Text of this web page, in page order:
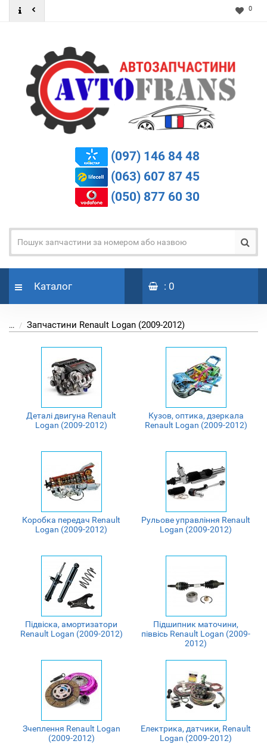
0
(097) 146 84 48
(063) 607 87 45
(050) 877 60 30
Каталог : 0
... Запчастини Renault Logan (2009-2012)
Деталі двигуна Renault
Logan (2009-2012)
Кузов, оптика, дзеркала
Renault Logan (2009-2012)
Коробка передач Renault
Logan (2009-2012)
Рульове управління Renault
Logan (2009-2012)
Підвіска, амортизатори
Renault Logan (2009-2012)
Підшипник маточини,
піввісь Renault Logan (2009-
2012)
Зчеплення Renault Logan
(2009-2012)
Електрика, датчики, Renault
Logan (2009-2012)